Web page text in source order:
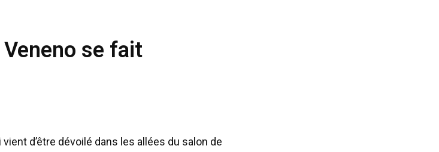
se fait
d’être dévoilé dans les allées du salon de